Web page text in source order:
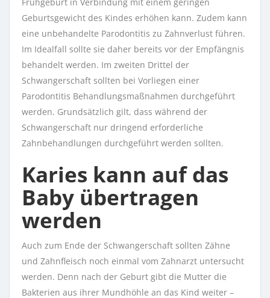
Geburtsgewicht des Kindes erhöhen kann. Zudem kann
eine unbehandelte Parodontitis zu Zahnverlust führen.
Im Idealfall sollte sie daher bereits vor der Empfängnis
behandelt werden. Im zweiten Drittel der
Schwangerschaft sollten bei Vorliegen einer
Parodontitis Behandlungsmaßnahmen durchgeführt
werden. Grundsätzlich gilt, dass während der
Schwangerschaft nur dringend erforderliche
Zahnbehandlungen durchgeführt werden sollten.
Karies kann auf das
Baby übertragen
werden
Auch zum Ende der Schwangerschaft sollten Zähne
und Zahnfleisch noch einmal vom Zahnarzt untersucht
werden. Denn nach der Geburt gibt die Mutter die
Bakterien aus ihrer Mundhöhle an das Kind weiter –